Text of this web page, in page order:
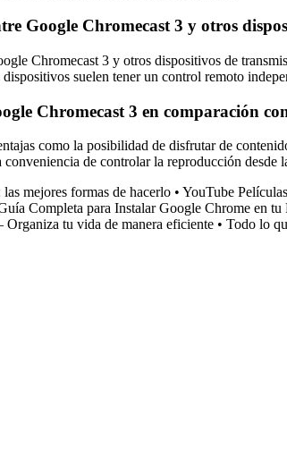
Google Chromecast 3 y otros
Chromecast 3 y otros dispositivos de
suelen tener un control remoto
Chromecast 3 en comparación
como la posibilidad de disfrutar de
de controlar la reproducción desde
mejores formas de hacerlo • YouTube
Completa para Instalar Google Chrome en tu
Organiza tu vida de manera eficiente • Todo lo